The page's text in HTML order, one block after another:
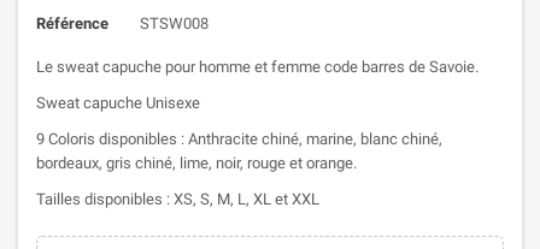
Référence STSW008
Le sweat capuche pour homme et femme code barres de Savoie.
Sweat capuche Unisexe
9 Coloris disponibles : Anthracite chiné, marine, blanc chiné,
bordeaux, gris chiné, lime, noir, rouge et orange.
Tailles disponibles : XS, S, M, L, XL et XXL